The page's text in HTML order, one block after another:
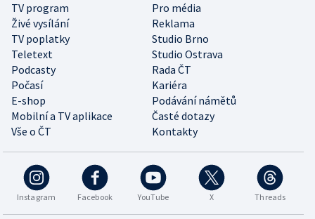
TV program
Pro média
Živé vysílání
Reklama
TV poplatky
Studio Brno
Teletext
Studio Ostrava
Podcasty
Rada ČT
Počasí
Kariéra
E-shop
Podávání námětů
Mobilní a TV aplikace
Časté dotazy
Vše o ČT
Kontakty
Instagram Facebook YouTube X Threads